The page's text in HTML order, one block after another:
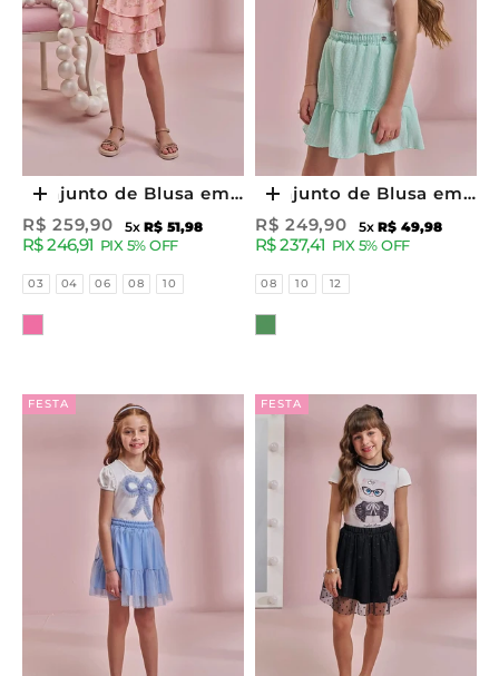
Escolher opções
Conjunto de Blusa em
Cotton e Saia em Light
Peach (com Shorts
Embutido) 96520 Kukiê
Infantil Menina
Preço promocional
R$ 259,90 5xR$ 51,98
R$ 246,91 PIX 5% OFF
Tamanhos
03 04 06 08 10
Escolher opções
Conjunto de Blusa em
Cotton e Saia em
Tricoline Listrado 96431
Kukiê Infantil Menina
Preço promocional
R$ 249,90 5xR$ 49,98
R$ 237,41 PIX 5% OFF
Tamanhos
08 10 12
FESTA FESTA